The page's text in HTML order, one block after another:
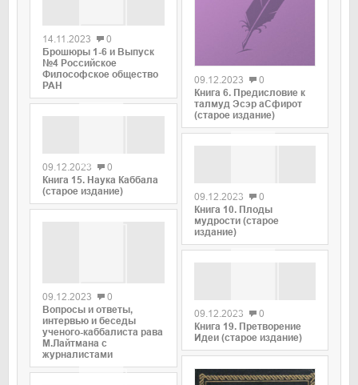
14.11.2023
0
Брошюры 1-6 и Выпуск
№4 Российское
Философское общество
РАН
09.12.2023
0
Книга 15. Наука Каббала
(старое издание)
09.12.2023
0
Вопросы и ответы,
интервью и беседы
ученого-каббалиста рава
М.Лайтмана с
журналистами
09.12.2023
0
Книга 6. Предисловие к
талмуд Эсэр аСфирот
(старое издание)
09.12.2023
0
Книга 10. Плоды
мудрости (старое
издание)
09.12.2023
0
Книга 19. Претворение
Идеи (старое издание)